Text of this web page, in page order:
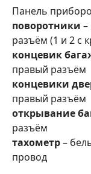
Панель
поворотники
разъём (1 и 2 с
концевик
правый разъём
концевики
правый разъём
открывание
разъём
тахометр–
провод